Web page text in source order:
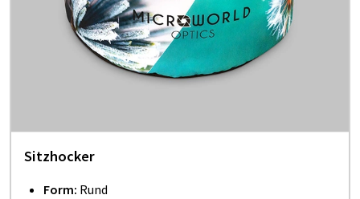
Sitzhocker
Form: Rund